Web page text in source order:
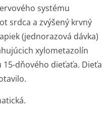
systému
srdca a zvýšený krvný
(jednorazová dávka)
xylometazolín
dňového dieťaťa. Dieťa